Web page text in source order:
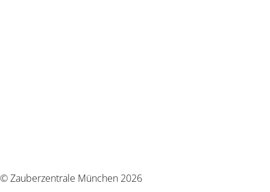
© Zauberzentrale München 2026